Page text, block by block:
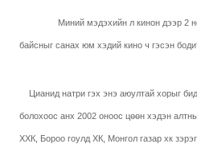
Миний мэдэхийн л кинон дээр 2
байсныг санах юм хэдий кино ч гэсэн
Цианид натри гэх энэ аюултай хорыг
болохоос анх 2002 оноос цөөн хэдэн
ХХК, Бороо гоулд ХК, Монгол газар хк